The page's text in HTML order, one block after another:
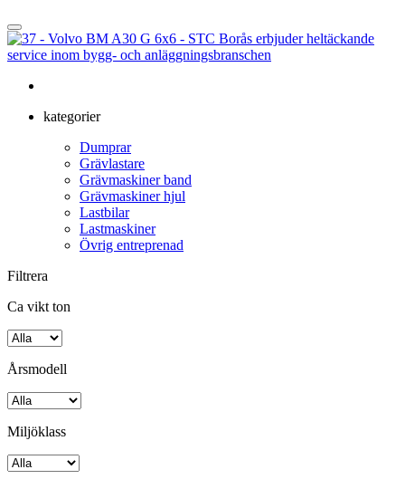
kategorier
Dumprar
Grävlastare
Grävmaskiner band
Grävmaskiner hjul
Lastbilar
Lastmaskiner
Övrig entreprenad
Filtrera
Ca vikt ton
Årsmodell
Miljöklass